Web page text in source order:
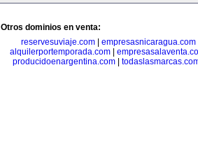
Otros dominios en venta:
reservesuviaje.com| empresasnicaragua.com
alquilerportemporada.com
producidoenargentina.com|